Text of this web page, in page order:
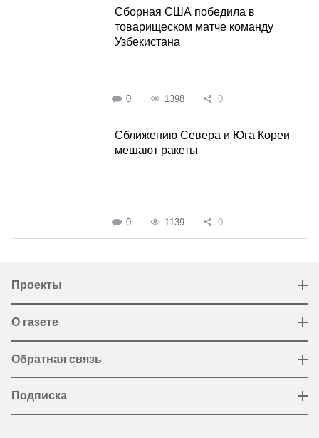
Сборная США победила в
товарищеском матче команду
Узбекистана
0 1398 0
Сближению Севера и Юга Кореи
мешают ракеты
0 1139 0
Проекты
О газете
Обратная связь
Подписка